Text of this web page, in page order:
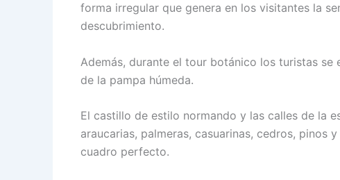
forma irregular que genera en los visitantes la
descubrimiento.
Además, durante el tour botánico los turistas se
de la pampa húmeda.
El castillo de estilo normando y las calles de la
araucarias, palmeras, casuarinas, cedros, pinos
cuadro perfecto.